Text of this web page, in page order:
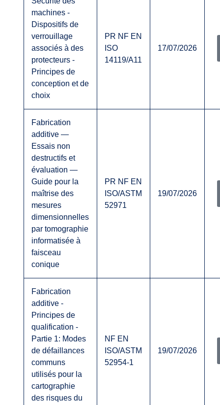
machines -
Dispositifs de
verrouillage
associés à des
protecteurs -
Principes de
conception et de
choix
PR NF EN
ISO
14119/A11
17/07/2026
Fabrication
additive —
Essais non
destructifs et
évaluation —
Guide pour la
maîtrise des
mesures
dimensionnelles
par tomographie
informatisée à
faisceau
conique
PR NF EN
ISO/ASTM
52971
19/07/2026
Fabrication
additive -
Principes de
qualification -
Partie 1: Modes
de défaillances
communs
utilisés pour la
cartographie
des risques du
NF EN
ISO/ASTM
52954-1
19/07/2026